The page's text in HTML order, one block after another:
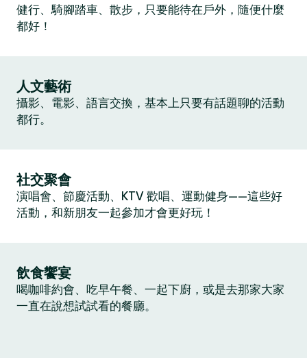
健行、騎腳踏車、散步，只要能待在戶外，隨便什麼
都好！
人文藝術
攝影、電影、語言交換，基本上只要有話題聊的活動
都行。
社交聚會
演唱會、節慶活動、KTV 歡唱、運動健身——這些好
活動，和新朋友一起參加才會更好玩！
飲食饗宴
喝咖啡約會、吃早午餐、一起下廚，或是去那家大家
一直在說想試試看的餐廳。